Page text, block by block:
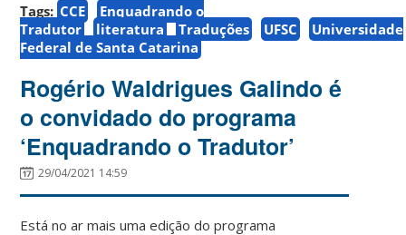
Tags: CCE
Enquadrando o
Tradutor
literatura Traduções UFSC
Universidade
Federal de Santa Catarina
Rogério Waldrigues Galindo é
o convidado do programa
‘Enquadrando o Tradutor’
29/04/2021 14:59
Está no ar mais uma edição do programa